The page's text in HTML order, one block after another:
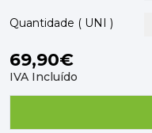
Quantidade ( UNI )
69,90€
IVA Incluído